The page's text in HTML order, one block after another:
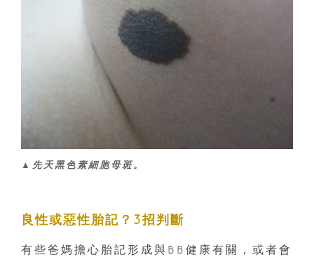
▲先天黑色素細胞母斑。
良性或惡性胎記？3招判斷
有些爸媽擔心胎記形成與BB健康有關，或者會